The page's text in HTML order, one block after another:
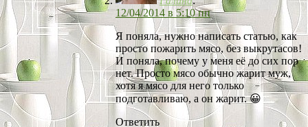
12/04/2014 в 5:10 пп
Я поняла, нужно написать статью, как
просто пожарить мясо, без выкрутасов!
И поняла, почему у меня её до сих пор
нет. Просто мясо обычно жарит муж,
хотя я мясо для него только
подготавливаю, а он жарит. 😀
Ответить